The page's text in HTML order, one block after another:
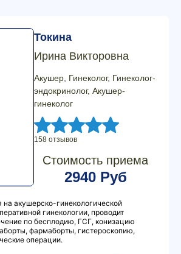
Токина
Ирина Викторовна
Акушер, Гинеколог, Гинеколог-
эндокринолог, Акушер-
гинеколог
158 отзывов
Стоимость приема
2940 Руб
на акушерско-гинекологической
гинекологии, проводит
по бесплодию, ГСГ, конизацию
фармаборты, гистероскопию,
операции.